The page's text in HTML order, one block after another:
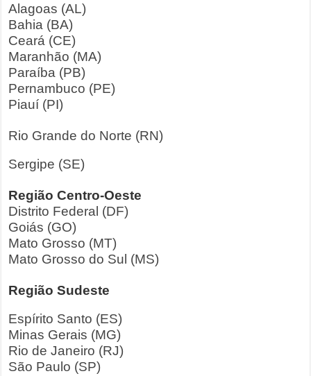
Alagoas (AL)
Bahia (BA)
Ceará (CE)
Maranhão (MA)
Paraíba (PB)
Pernambuco (PE)
Piauí (PI)
Rio Grande do Norte (RN)
Sergipe (SE)
Região Centro-Oeste
Distrito Federal (DF)
Goiás (GO)
Mato Grosso (MT)
Mato Grosso do Sul (MS)
Região Sudeste
Espírito Santo (ES)
Minas Gerais (MG)
Rio de Janeiro (RJ)
São Paulo (SP)